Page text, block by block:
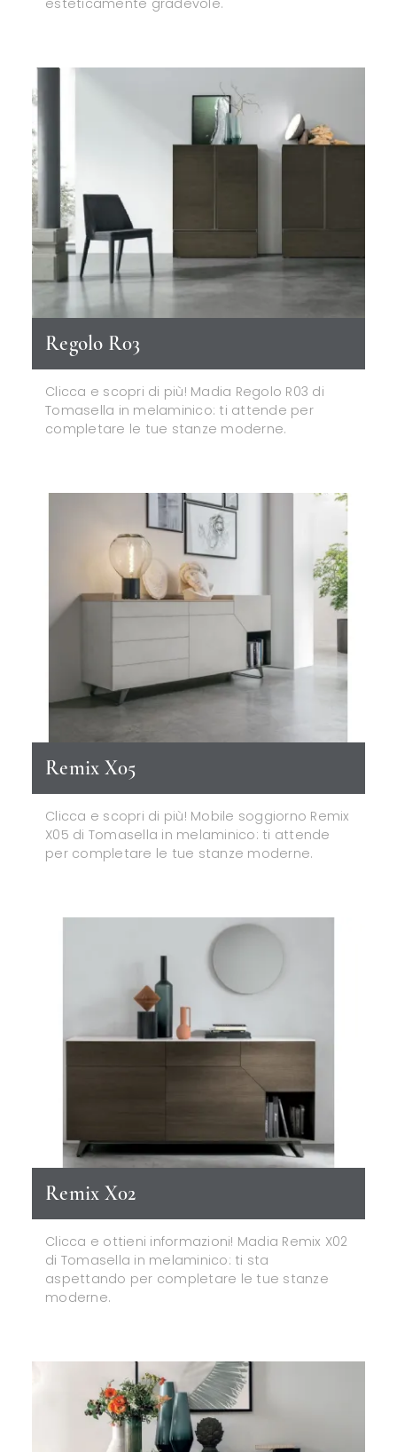
Regolo R03
Clicca e scopri di più! Madia Regolo R03 di
Tomasella in melaminico: ti attende per
completare le tue stanze moderne.
Remix X05
Clicca e scopri di più! Mobile soggiorno Remix
X05 di Tomasella in melaminico: ti attende
per completare le tue stanze moderne.
Remix X02
Clicca e ottieni informazioni! Madia Remix X02
di Tomasella in melaminico: ti sta
aspettando per completare le tue stanze
moderne.